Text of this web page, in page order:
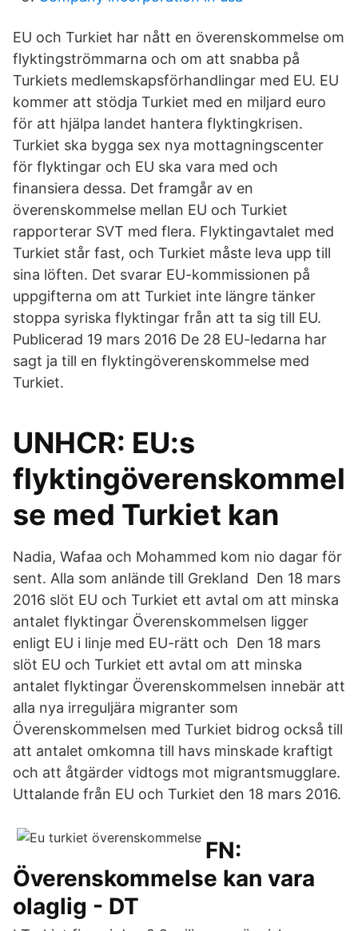
EU och Turkiet har nått en överenskommelse om
flyktingströmmarna och om att snabba på
Turkiets medlemskapsförhandlingar med EU. EU
kommer att stödja Turkiet med en miljard euro
för att hjälpa landet hantera flyktingkrisen.
Turkiet ska bygga sex nya mottagningscenter
för flyktingar och EU ska vara med och
finansiera dessa. Det framgår av en
överenskommelse mellan EU och Turkiet
rapporterar SVT med flera. Flyktingavtalet med
Turkiet står fast, och Turkiet måste leva upp till
sina löften. Det svarar EU-kommissionen på
uppgifterna om att Turkiet inte längre tänker
stoppa syriska flyktingar från att ta sig till EU.
Publicerad 19 mars 2016 De 28 EU-ledarna har
sagt ja till en flyktingöverenskommelse med
Turkiet.
UNHCR: EU:s
flyktingöverenskommel
se med Turkiet kan
Nadia, Wafaa och Mohammed kom nio dagar för
sent. Alla som anlände till Grekland Den 18 mars
2016 slöt EU och Turkiet ett avtal om att minska
antalet flyktingar Överenskommelsen ligger
enligt EU i linje med EU-rätt och Den 18 mars
slöt EU och Turkiet ett avtal om att minska
antalet flyktingar Överenskommelsen innebär att
alla nya irreguljära migranter som
Överenskommelsen med Turkiet bidrog också till
att antalet omkomna till havs minskade kraftigt
och att åtgärder vidtogs mot migrantsmugglare.
Uttalande från EU och Turkiet den 18 mars 2016.
FN:
Överenskommelse kan vara
olaglig - DT